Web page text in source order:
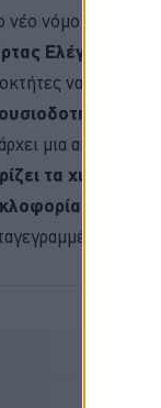
νέο νόμο υπάρχει
Ελέγχου
να
μια απόλυτη
τα χιλιόμετρα
τα